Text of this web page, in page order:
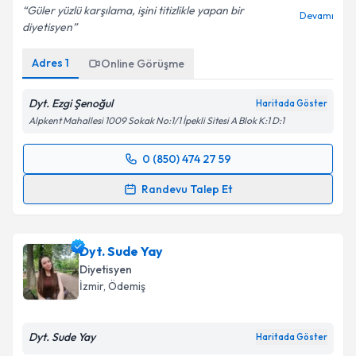
Güler yüzlü karşılama, işini titizlikle yapan bir
diyetisyen
Devamı
Adres 1 Online Görüşme
Dyt. Ezgi Şenoğul Haritada Göster
Alpkent Mahallesi 1009 Sokak No:1/1 İpekli Sitesi A Blok K:1 D:1
0 (850) 474 27 59
Randevu Talep Et
Randevu Takvimi Talebi
takvim hazırlandığında e-posta ile bilgilendireceğiz.
E-posta Adresiniz
Dyt. Sude Yay
Diyetisyen
İzmir, Ödemiş
Dyt. Sude Yay Haritada Göster